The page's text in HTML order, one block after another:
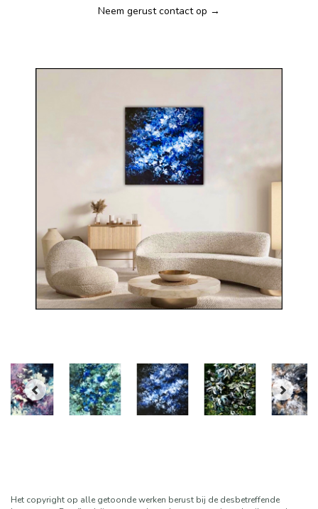
Neem gerust contact op →
Het copyright op alle getoonde werken berust bij de desbetreffende